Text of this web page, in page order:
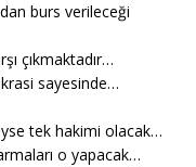
burs verileceği
çıkmaktadır…
sayesinde…
tek hakimi olacak…
o yapacak…